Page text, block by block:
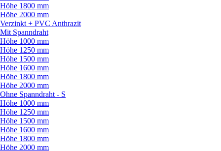
Höhe 1800 mm
Höhe 2000 mm
Verzinkt + PVC Anthrazit
Mit Spanndraht
Höhe 1000 mm
Höhe 1250 mm
Höhe 1500 mm
Höhe 1600 mm
Höhe 1800 mm
Höhe 2000 mm
Ohne Spanndraht - S
Höhe 1000 mm
Höhe 1250 mm
Höhe 1500 mm
Höhe 1600 mm
Höhe 1800 mm
Höhe 2000 mm